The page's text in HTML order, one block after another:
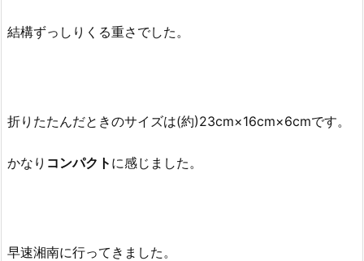
結構ずっしりくる重さでした。
折りたたんだときのサイズは(約)23cm×16cm×6cmです。
かなり コンパクト に感じました。
早速湘南に行ってきました。